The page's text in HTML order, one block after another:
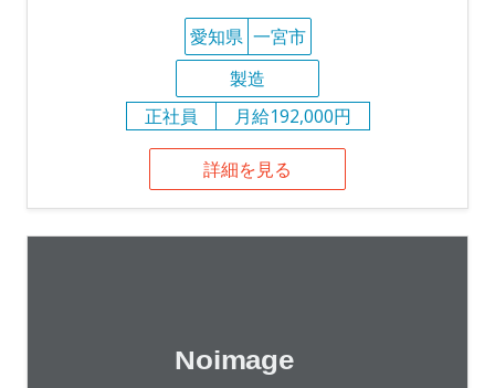
愛知県 一宮市
製造
正社員
月給192,000円
詳細を見る